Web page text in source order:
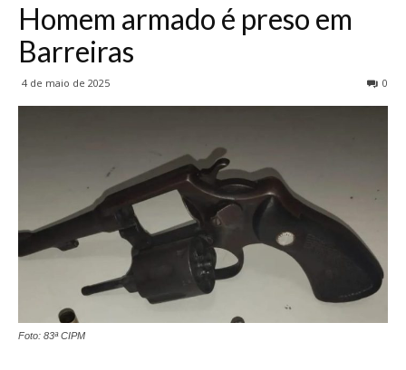
Homem armado é preso em
Barreiras
4 de maio de 2025 0
Foto: 83ª CIPM